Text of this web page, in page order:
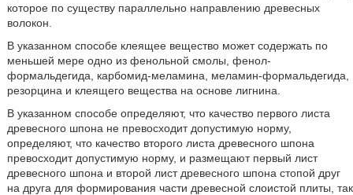
которое по существу параллельно направлению древесных
волокон.
В указанном способе клеящее вещество может содержать по
меньшей мере одно из фенольной смолы, фенол-
формальдегида, карбомид-меламина, меламин-формальдегида,
резорцина и клеящего вещества на основе лигнина.
В указанном способе определяют, что качество первого листа
древесного шпона не превосходит допустимую норму,
определяют, что качество второго листа древесного шпона
превосходит допустимую норму, и размещают первый лист
древесного шпона и второй лист древесного шпона стопой друг
на друга для формирования части древесной слоистой плиты, так